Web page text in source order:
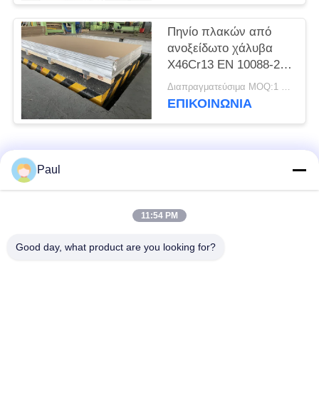
Πηνίο πλακών από
ανοξείδωτο χάλυβα
X46Cr13 EN 10088-2
1.4034 Υλικό
Διαπραγματεύσιμα MOQ:1 τόνος
ΕΠΙΚΟΙΝΩΝΊΑ
Λαϊκή κατηγορία
Σκληραίνοντας
Paul
11:54 PM
Good day, what product are you looking for?